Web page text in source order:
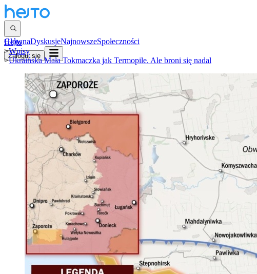
GłównaDyskusjeNajnowszeSpołeczności
Zaloguj się
Hejto
>Wpisy
>Ukraińska Mała Tokmaczka jak Termopile. Ale broni się nadal